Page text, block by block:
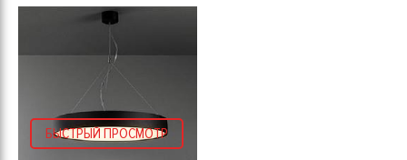
БЫСТРЫЙ ПРОСМОТР